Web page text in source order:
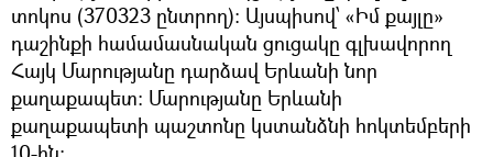
տոկոս (370323 ընտրող)։ Այսպիսով՝ «Իմ քայլը»
դաշինքի համամասնական ցուցակը գլխավորող
Հայկ Մարությանը դարձավ Երևանի նոր
քաղաքապետ։ Մարությանը Երևանի
քաղաքապետի պաշտոնը կստանձնի հոկտեմբերի